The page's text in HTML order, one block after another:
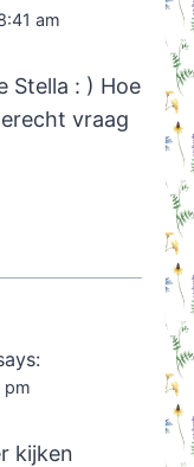
am
Stella : ) Hoe
vraag
pm
kijken